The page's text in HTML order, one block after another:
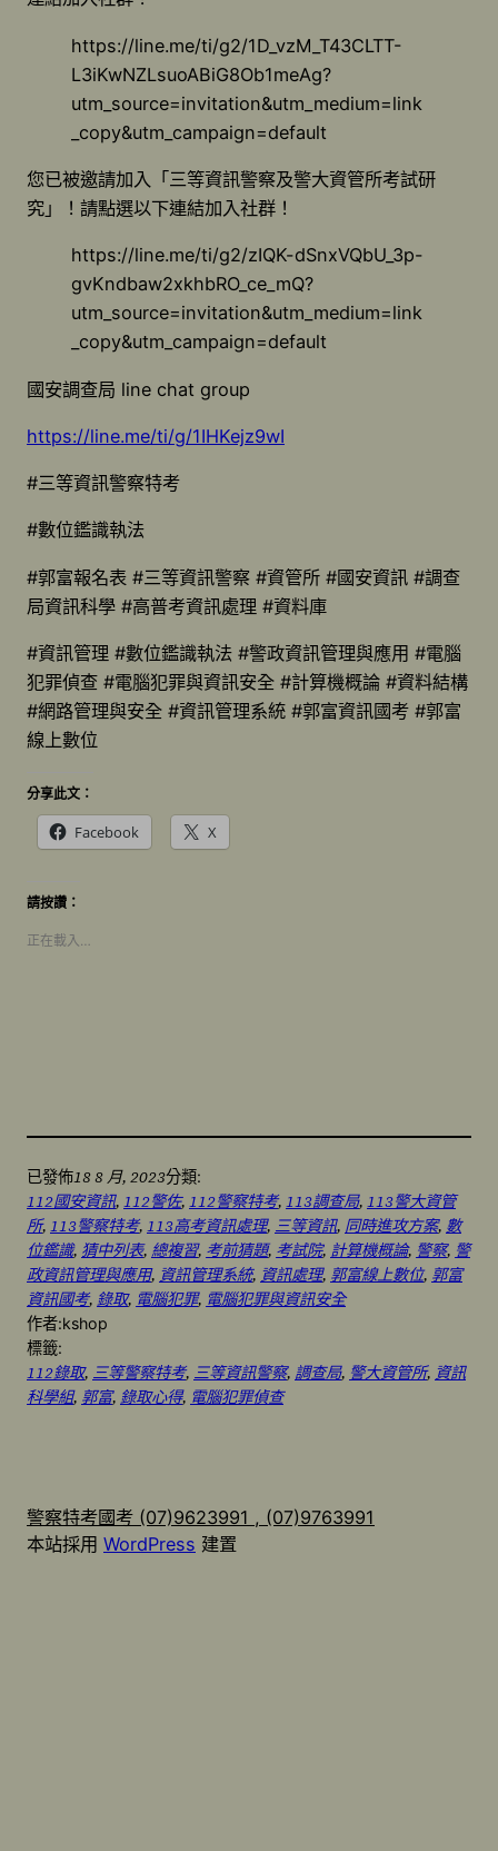
https://line.me/ti/g2/1D_vzM_T43CLTT-
L3iKwNZLsuoABiG8Ob1meAg?
utm_source=invitation&utm_medium=link
_copy&utm_campaign=default
您已被邀請加入「三等資訊警察及警大資管所考試研
究」！請點選以下連結加入社群！
https://line.me/ti/g2/zIQK-dSnxVQbU_3p-
gvKndbaw2xkhbRO_ce_mQ?
utm_source=invitation&utm_medium=link
_copy&utm_campaign=default
國安調查局 line chat group
https://line.me/ti/g/1IHKejz9wI
#三等資訊警察特考
#數位鑑識執法
#郭富報名表 #三等資訊警察 #資管所 #國安資訊 #調查
局資訊科學 #高普考資訊處理 #資料庫
#資訊管理 #數位鑑識執法 #警政資訊管理與應用 #電腦
犯罪偵查 #電腦犯罪與資訊安全 #計算機概論 #資料結構
#網路管理與安全 #資訊管理系統 #郭富資訊國考 #郭富
線上數位
分享此文：
Facebook X
請按讚：
正在載入…
已發佈18 8 月, 2023分類:
112國安資訊, 112警佐, 112警察特考, 113調查局, 113警大資管
所, 113警察特考, 113高考資訊處理, 三等資訊, 同時進攻方案, 數
位鑑識, 猜中列表, 總複習, 考前猜題, 考試院, 計算機概論, 警察, 警
政資訊管理與應用, 資訊管理系統, 資訊處理, 郭富線上數位, 郭富
資訊國考, 錄取, 電腦犯罪, 電腦犯罪與資訊安全
作者:kshop
標籤:
112錄取, 三等警察特考, 三等資訊警察, 調查局, 警大資管所, 資訊
科學組, 郭富, 錄取心得, 電腦犯罪偵查
警察特考國考 (07)9623991 , (07)9763991
本站採用 WordPress 建置